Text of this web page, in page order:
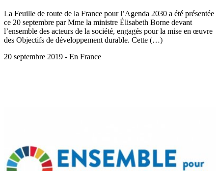
La Feuille de route de la France pour l’Agenda 2030 a été présentée
ce 20 septembre par Mme la ministre Élisabeth Borne devant
l’ensemble des acteurs de la société, engagés pour la mise en œuvre
des Objectifs de développement durable. Cette (…)
20 septembre 2019 - En France